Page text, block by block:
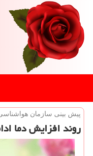
پیش بینی سازمان
روند افزایش دما